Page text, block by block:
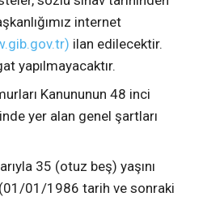
internet
ilan edilecektir.
yapılmayacaktır.
Kanununun 48 inci
yer alan genel şartları
35 (otuz beş) yaşını
01/1986 tarih ve sonraki